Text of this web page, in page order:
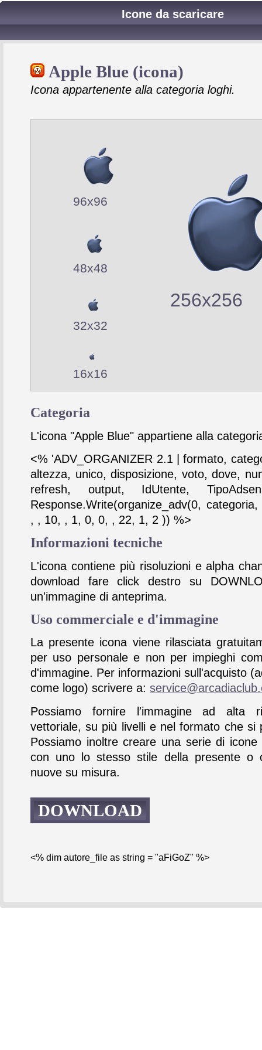
Icone da scaricare
Apple Blue (icona)
Icona appartenente alla categoria loghi.
96x96
48x48
32x32
16x16
256x256
Categoria
L'icona "Apple Blue" appartiene alla
<% 'ADV_ORGANIZER 2.1 | formato,
altezza, unico, disposizione, voto, dove,
refresh, output, IdUtente,
Response.Write(organize_adv(0,
, , 10, , 1, 0, 0, , 22, 1, 2 )) %>
Informazioni tecniche
L'icona contiene più risoluzioni e alpha
download fare click destro su
un'immagine di anteprima.
Uso commerciale e d'immagine
La presente icona viene rilasciata
per uso personale e non per impieghi
d'immagine. Per informazioni sull'acquisto
come logo) scrivere a:
Possiamo fornire l'immagine ad alta
vettoriale, su più livelli e nel formato che si
Possiamo inoltre creare una serie di icone
con uno lo stesso stile della presente o
nuove su misura.
DOWNLOAD
<% dim autore_file as string = "aFiGoZ" %>